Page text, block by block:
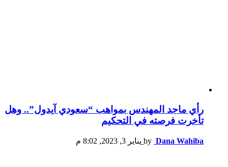
رأي ماجد المهندس بمواهب “سعودي آيدول”.. وهل
تأخرت فرصته في التحكيم
by Dana Wahiba يناير 3, 2023, 8:02 م